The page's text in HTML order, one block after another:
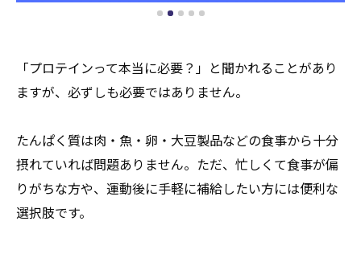
「プロテインって本当に必要？」と聞かれることがあり
ますが、必ずしも必要ではありません。
たんぱく質は肉・魚・卵・大豆製品などの食事から十分
摂れていれば問題ありません。ただ、忙しくて食事が偏
りがちな方や、運動後に手軽に補給したい方には便利な
選択肢です。